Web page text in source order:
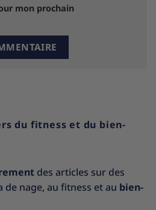
mon prochain
du fitness et du bien-
des articles sur des
de nage, au fitness et au bien-